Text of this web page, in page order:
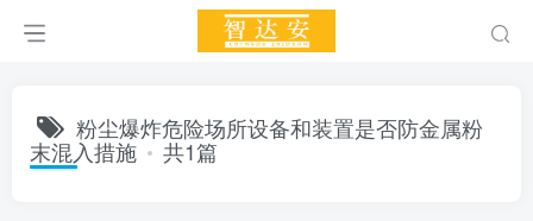
粉尘爆炸危险场所设备和装置是否防金属粉
末混入措施 共1篇